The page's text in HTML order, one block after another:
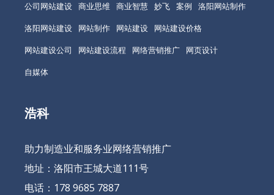
公司网站建设 商业思维 商业智慧 妙飞 案例
洛阳网站制作
洛阳网站建设
网站制作 网站建设
网站建设价格
网站建设公司
网站建设流程 网络营销推广
网页设计
自媒体
浩科
助力制造业和服务业网络营销推广
地址：洛阳市王城大道111号
电话：178 9685 7887